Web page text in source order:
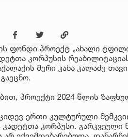
ფონდი პროექტ „ახალი
კორპუსის
მერი კახა კალაძე
პროექტი 2024 წლის
ერთი კულტურული
კადეტთა კორპუსი. გარკვეული